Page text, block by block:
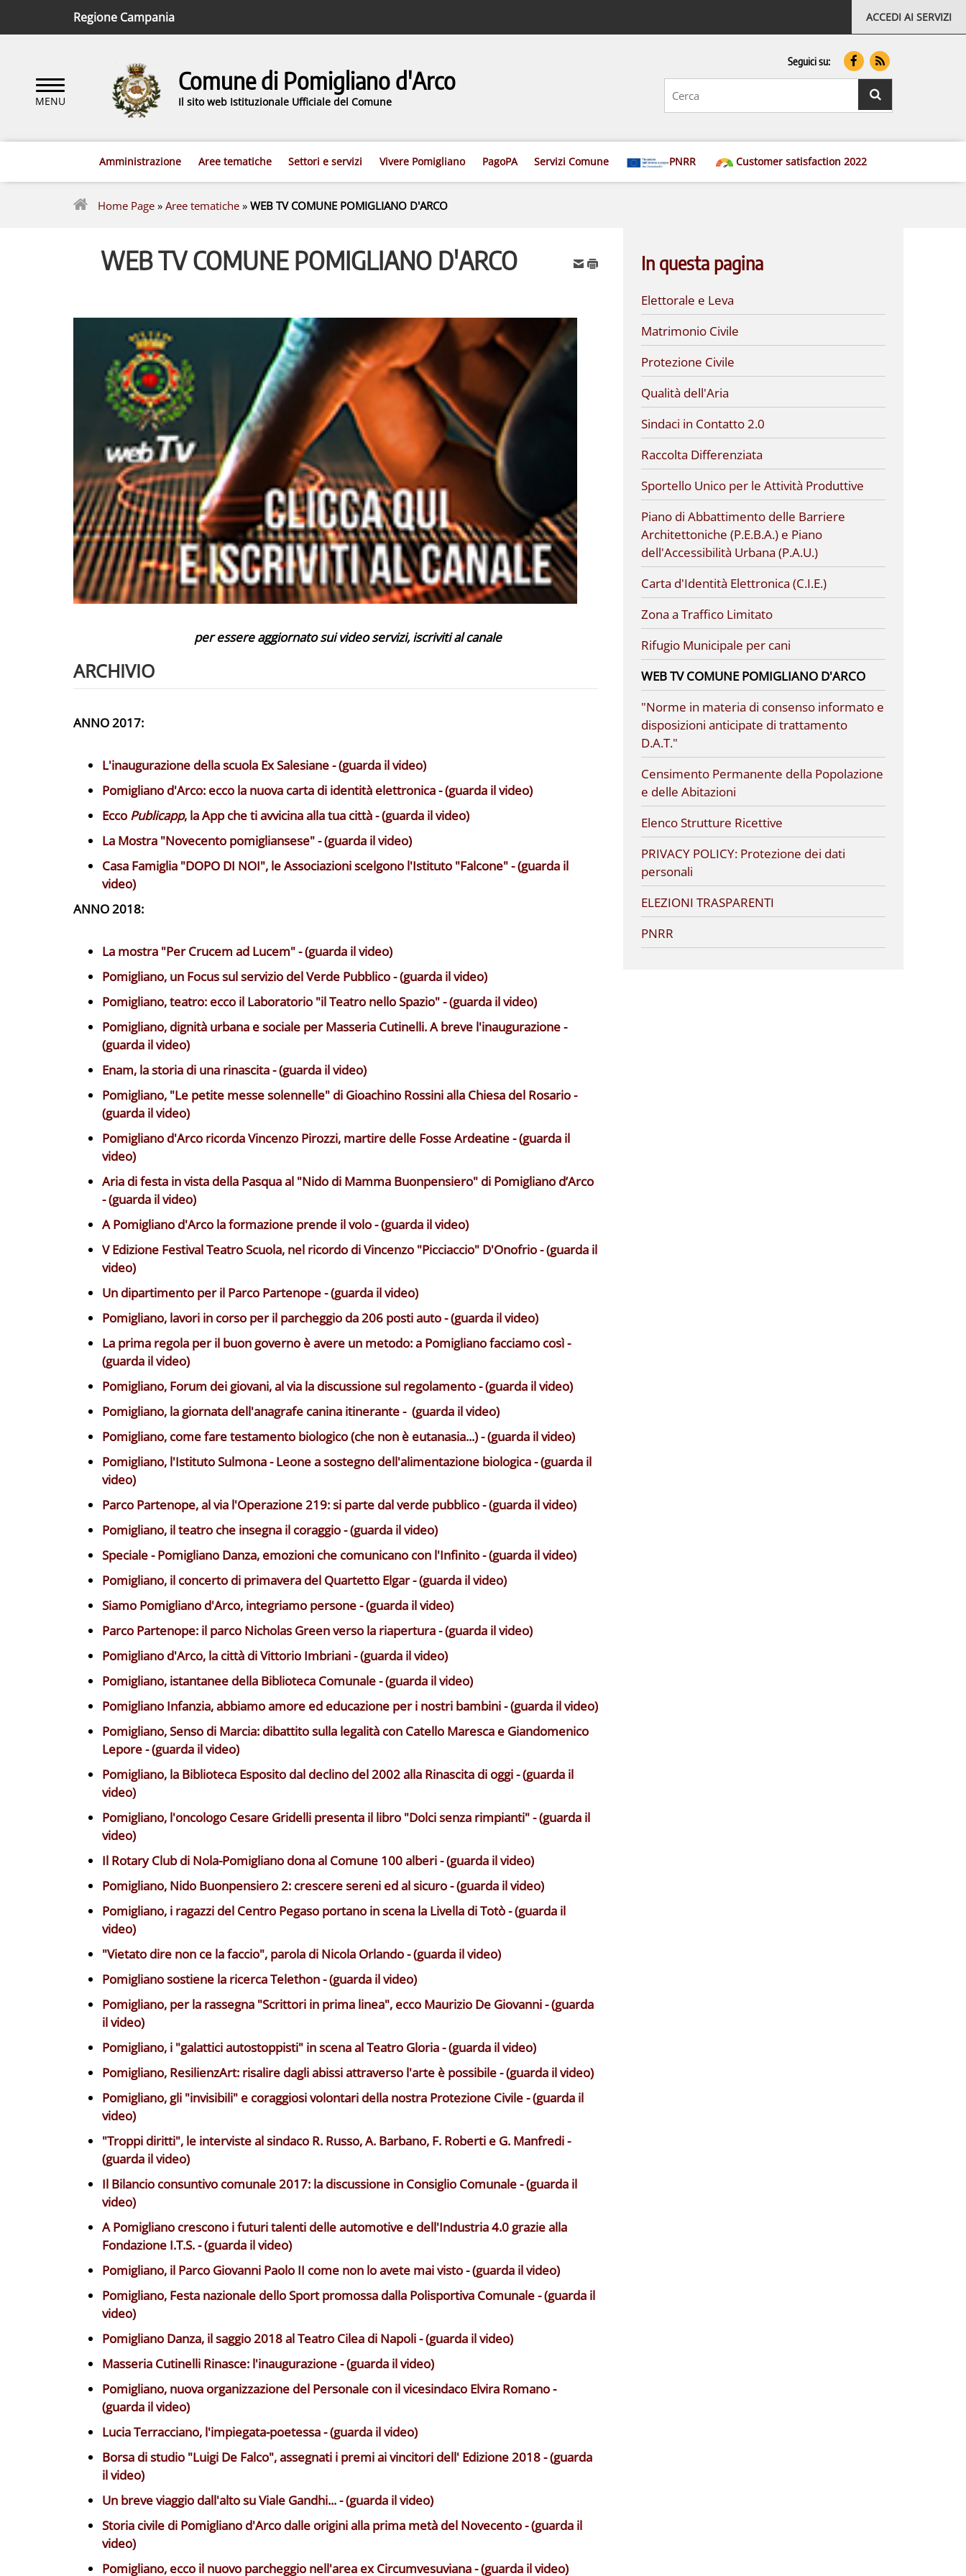
Regione Campania ACCEDI AI SERVIZI
Comune di Pomigliano d'Arco
Il sito web Istituzionale Ufficiale del Comune
Seguici su:
da
cercare
Amministrazione Aree tematiche Settori e servizi Vivere Pomigliano PagoPA Servizi Comune PNRR Customer satisfaction 2022
Home Page » Aree tematiche » WEB TV COMUNE POMIGLIANO D'ARCO
WEB TV COMUNE POMIGLIANO D'ARCO
per essere aggiornato sui video servizi, iscriviti al canale
ARCHIVIO
ANNO 2017:
L'inaugurazione della scuola Ex Salesiane - (guarda il video)
Pomigliano d'Arco: ecco la nuova carta di identità elettronica - (guarda il video)
Ecco Publicapp, la App che ti avvicina alla tua città - (guarda il video)
La Mostra "Novecento pomigliansese" - (guarda il video)
Casa Famiglia "DOPO DI NOI", le Associazioni scelgono l'Istituto "Falcone" - (guarda il
video)
ANNO 2018:
La mostra "Per Crucem ad Lucem" - (guarda il video)
Pomigliano, un Focus sul servizio del Verde Pubblico - (guarda il video)
Pomigliano, teatro: ecco il Laboratorio "il Teatro nello Spazio" - (guarda il video)
Pomigliano, dignità urbana e sociale per Masseria Cutinelli. A breve l'inaugurazione -
(guarda il video)
Enam, la storia di una rinascita - (guarda il video)
Pomigliano, "Le petite messe solennelle" di Gioachino Rossini alla Chiesa del Rosario -
(guarda il video)
Pomigliano d'Arco ricorda Vincenzo Pirozzi, martire delle Fosse Ardeatine - (guarda il
video)
Aria di festa in vista della Pasqua al "Nido di Mamma Buonpensiero" di Pomigliano d’Arco
- (guarda il video)
A Pomigliano d'Arco la formazione prende il volo - (guarda il video)
V Edizione Festival Teatro Scuola, nel ricordo di Vincenzo "Picciaccio" D'Onofrio - (guarda il
video)
Un dipartimento per il Parco Partenope - (guarda il video)
Pomigliano, lavori in corso per il parcheggio da 206 posti auto - (guarda il video)
La prima regola per il buon governo è avere un metodo: a Pomigliano facciamo così -
(guarda il video)
Pomigliano, Forum dei giovani, al via la discussione sul regolamento - (guarda il video)
Pomigliano, la giornata dell'anagrafe canina itinerante - (guarda il video)
Pomigliano, come fare testamento biologico (che non è eutanasia...) - (guarda il video)
Pomigliano, l'Istituto Sulmona - Leone a sostegno dell'alimentazione biologica - (guarda il
video)
Parco Partenope, al via l'Operazione 219: si parte dal verde pubblico - (guarda il video)
Pomigliano, il teatro che insegna il coraggio - (guarda il video)
Speciale - Pomigliano Danza, emozioni che comunicano con l'Infinito - (guarda il video)
Pomigliano, il concerto di primavera del Quartetto Elgar - (guarda il video)
Siamo Pomigliano d'Arco, integriamo persone - (guarda il video)
Parco Partenope: il parco Nicholas Green verso la riapertura - (guarda il video)
Pomigliano d'Arco, la città di Vittorio Imbriani - (guarda il video)
Pomigliano, istantanee della Biblioteca Comunale - (guarda il video)
Pomigliano Infanzia, abbiamo amore ed educazione per i nostri bambini - (guarda il video)
Pomigliano, Senso di Marcia: dibattito sulla legalità con Catello Maresca e Giandomenico
Lepore - (guarda il video)
Pomigliano, la Biblioteca Esposito dal declino del 2002 alla Rinascita di oggi - (guarda il
video)
Pomigliano, l'oncologo Cesare Gridelli presenta il libro "Dolci senza rimpianti" - (guarda il
video)
Il Rotary Club di Nola-Pomigliano dona al Comune 100 alberi - (guarda il video)
Pomigliano, Nido Buonpensiero 2: crescere sereni ed al sicuro - (guarda il video)
Pomigliano, i ragazzi del Centro Pegaso portano in scena la Livella di Totò - (guarda il
video)
"Vietato dire non ce la faccio", parola di Nicola Orlando - (guarda il video)
Pomigliano sostiene la ricerca Telethon - (guarda il video)
Pomigliano, per la rassegna "Scrittori in prima linea", ecco Maurizio De Giovanni - (guarda
il video)
Pomigliano, i "galattici autostoppisti" in scena al Teatro Gloria - (guarda il video)
Pomigliano, ResilienzArt: risalire dagli abissi attraverso l'arte è possibile - (guarda il video)
Pomigliano, gli "invisibili" e coraggiosi volontari della nostra Protezione Civile - (guarda il
video)
"Troppi diritti", le interviste al sindaco R. Russo, A. Barbano, F. Roberti e G. Manfredi -
(guarda il video)
Il Bilancio consuntivo comunale 2017: la discussione in Consiglio Comunale - (guarda il
video)
A Pomigliano crescono i futuri talenti delle automotive e dell'Industria 4.0 grazie alla
Fondazione I.T.S. - (guarda il video)
Pomigliano, il Parco Giovanni Paolo II come non lo avete mai visto - (guarda il video)
Pomigliano, Festa nazionale dello Sport promossa dalla Polisportiva Comunale - (guarda il
video)
Pomigliano Danza, il saggio 2018 al Teatro Cilea di Napoli - (guarda il video)
Masseria Cutinelli Rinasce: l'inaugurazione - (guarda il video)
Pomigliano, nuova organizzazione del Personale con il vicesindaco Elvira Romano -
(guarda il video)
Lucia Terracciano, l'impiegata-poetessa - (guarda il video)
Borsa di studio "Luigi De Falco", assegnati i premi ai vincitori dell' Edizione 2018 - (guarda
il video)
Un breve viaggio dall'alto su Viale Gandhi... - (guarda il video)
Storia civile di Pomigliano d'Arco dalle origini alla prima metà del Novecento - (guarda il
video)
Pomigliano, ecco il nuovo parcheggio nell'area ex Circumvesuviana - (guarda il video)
In questa pagina
Elettorale e Leva
Matrimonio Civile
Protezione Civile
Qualità dell'Aria
Sindaci in Contatto 2.0
Raccolta Differenziata
Sportello Unico per le Attività Produttive
Piano di Abbattimento delle Barriere
Architettoniche (P.E.B.A.) e Piano
dell'Accessibilità Urbana (P.A.U.)
Carta d'Identità Elettronica (C.I.E.)
Zona a Traffico Limitato
Rifugio Municipale per cani
WEB TV COMUNE POMIGLIANO D'ARCO
"Norme in materia di consenso informato e
disposizioni anticipate di trattamento
D.A.T."
Censimento Permanente della Popolazione
e delle Abitazioni
Elenco Strutture Ricettive
PRIVACY POLICY: Protezione dei dati
personali
ELEZIONI TRASPARENTI
PNRR